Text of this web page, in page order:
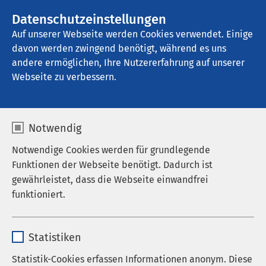
Datenschutzeinstellungen
Auf unserer Webseite werden Cookies verwendet. Einige
davon werden zwingend benötigt, während es uns
andere ermöglichen, Ihre Nutzererfahrung auf unserer
Webseite zu verbessern.
Notwendig
Notwendige Cookies werden für grundlegende
Funktionen der Webseite benötigt. Dadurch ist
gewährleistet, dass die Webseite einwandfrei
funktioniert.
Anbieter sgalinski
Statistiken
Statistik-Cookies erfassen Informationen anonym. Diese
AMEOS Poliklinikum Bernburg
Aktuelles
Nachrichten